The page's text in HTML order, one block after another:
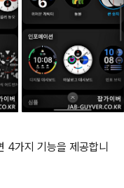
4가지 기능을 제공합니